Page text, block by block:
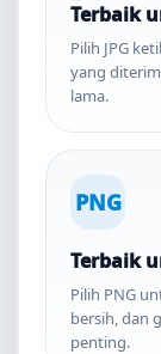
Terbaik
Pilih JPG
yang
lama.
PNG
Terbaik
Pilih PNG
bersih, dan
penting.